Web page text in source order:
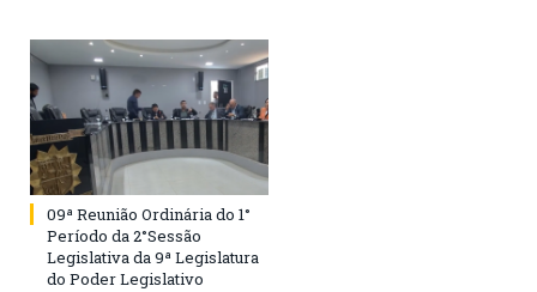
09ª Reunião Ordinária do 1°
Período da 2°Sessão
Legislativa da 9ª Legislatura
do Poder Legislativo